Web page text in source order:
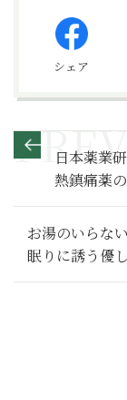
シェア
日本薬業
熱鎮痛薬
お湯のいらな
眠りに誘う優
ずの充電式